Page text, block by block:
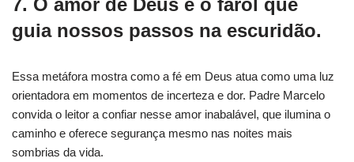
7. O amor de Deus é o farol que
guia nossos passos na escuridão.
Essa metáfora mostra como a fé em Deus atua como uma luz
orientadora em momentos de incerteza e dor. Padre Marcelo
convida o leitor a confiar nesse amor inabalável, que ilumina o
caminho e oferece segurança mesmo nas noites mais
sombrias da vida.